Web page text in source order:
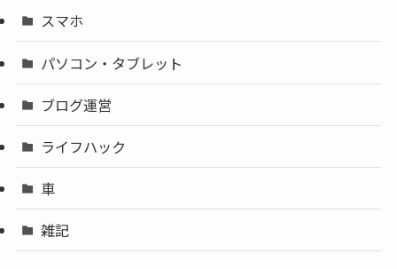
スマホ
パソコン・タブレット
ブログ運営
ライフハック
車
雑記